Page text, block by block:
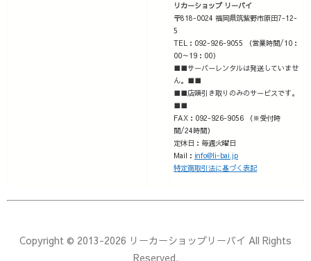
リカーショップ リーバイ
〒818-0024 福岡県筑紫野市原田7-12-
5
TEL：092-926-9055 （営業時間/10：
00～19：00）
■■サーバーレンタルは発送していませ
ん。■■
■■店頭引き取りのみのサービスです。
■■
FAX：092-926-9056 （※受付時
間/24時間）
定休日：毎週火曜日
Mail： info@li-bai.jp
特定商取引法に基づく表記
Copyright © 2013-2026 リーカーショップリーバイ All Rights
Reserved.